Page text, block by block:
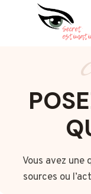
Vous avez
sources ou